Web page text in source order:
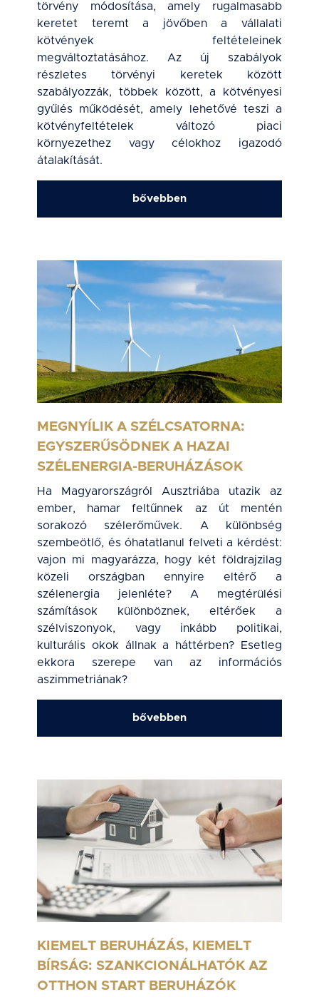
törvény módosítása, amely rugalmasabb
keretet teremt a jövőben a vállalati
kötvények feltételeinek
megváltoztatásához. Az új szabályok
részletes törvényi keretek között
szabályozzák, többek között, a kötvényesi
gyűlés működését, amely lehetővé teszi a
kötvényfeltételek változó piaci
környezethez vagy célokhoz igazodó
átalakítását.
bővebben
MEGNYÍLIK A SZÉLCSATORNA:
EGYSZERŰSÖDNEK A HAZAI
SZÉLENERGIA-BERUHÁZÁSOK
Ha Magyarországról Ausztriába utazik az
ember, hamar feltűnnek az út mentén
sorakozó szélerőművek. A különbség
szembeötlő, és óhatatlanul felveti a kérdést:
vajon mi magyarázza, hogy két földrajzilag
közeli országban ennyire eltérő a
szélenergia jelenléte? A megtérülési
számítások különböznek, eltérőek a
szélviszonyok, vagy inkább politikai,
kulturális okok állnak a háttérben? Esetleg
ekkora szerepe van az információs
aszimmetriának?
bővebben
KIEMELT BERUHÁZÁS, KIEMELT
BÍRSÁG: SZANKCIONÁLHATÓK AZ
OTTHON START BERUHÁZÓK